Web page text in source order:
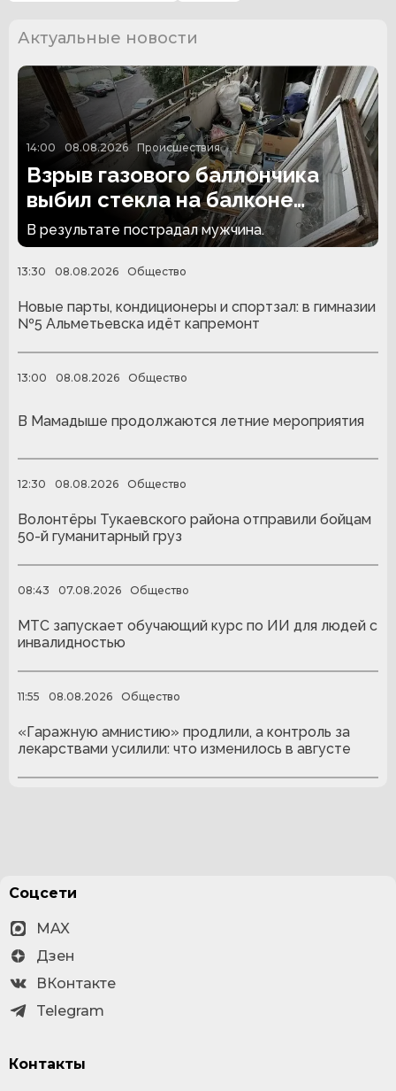
Актуальные новости
14:00 08.08.2026 Происшествия
Взрыв газового баллончика
выбил стекла на балконе
челнинской многоэтажки
В результате пострадал мужчина.
13:30 08.08.2026 Общество
Новые парты, кондиционеры и спортзал: в гимназии
№5 Альметьевска идёт капремонт
13:00 08.08.2026 Общество
В Мамадыше продолжаются летние мероприятия
12:30 08.08.2026 Общество
Волонтёры Тукаевского района отправили бойцам
50-й гуманитарный груз
08:43 07.08.2026 Общество
МТС запускает обучающий курс по ИИ для людей с
инвалидностью
11:55 08.08.2026 Общество
«Гаражную амнистию» продлили, а контроль за
лекарствами усилили: что изменилось в августе
Соцсети
MAX
Дзен
ВКонтакте
Telegram
Контакты